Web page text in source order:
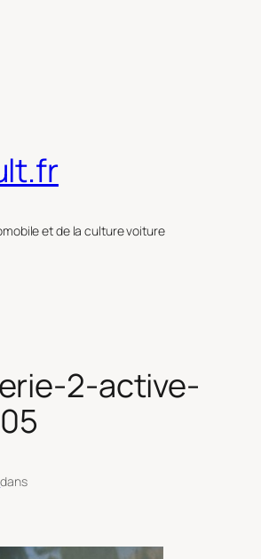
et de la culture voiture
2-active-
dans